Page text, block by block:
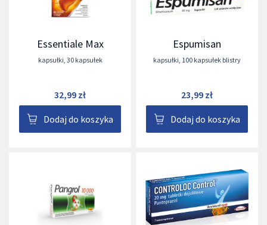
Essentiale Max
kapsułki 30 kapsułek
32,99 zł
Dodaj do koszyka
Espumisan
kapsułki 100 kapsułek blistry
23,99 zł
Dodaj do koszyka